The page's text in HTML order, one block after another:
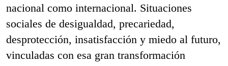
nacional como internacional. Situaciones
sociales de desigualdad, precariedad,
desprotección, insatisfacción y miedo al futuro,
vinculadas con esa gran transformación